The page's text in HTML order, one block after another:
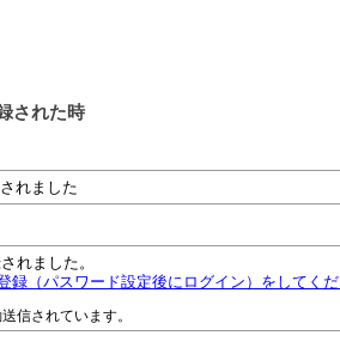
された時
れました
れました。
録（パスワード設定後にログイン）をしてく
信されています。